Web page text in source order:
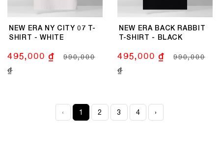
NEW ERA NY CITY 07 T-
SHIRT - WHITE
495,000 ₫
990,000
₫
NEW ERA BACK RABBIT
T-SHIRT - BLACK
495,000 ₫
990,000
₫
‹ 1 2 3 4 ›